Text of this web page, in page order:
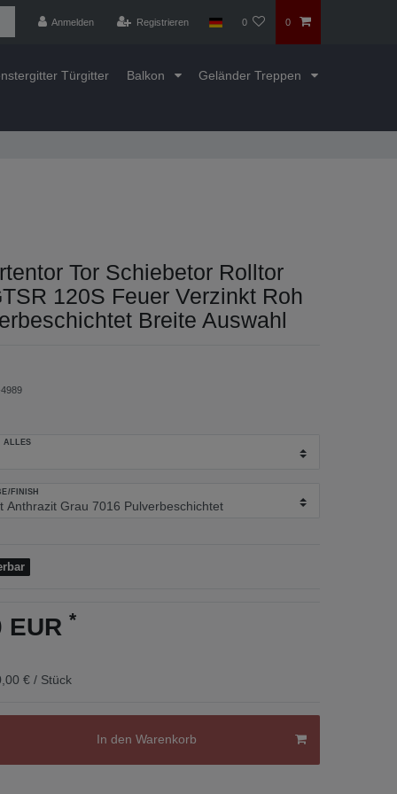
Anmelden Registrieren 0 0
Türgitter Balkon Geländer Treppen
Tor Schiebetor Rolltor
120S Feuer Verzinkt Roh
Breite Auswahl
ALLES
FINISH
EUR *
€ / Stück
In den Warenkorb